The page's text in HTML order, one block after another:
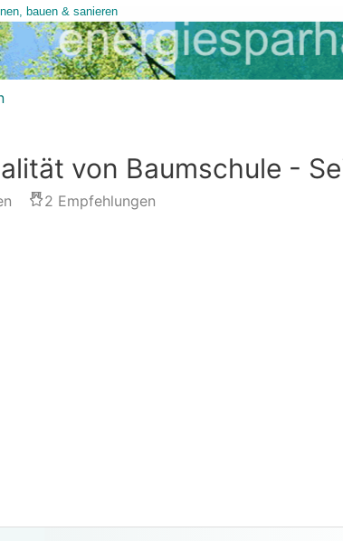
von Baumschule -
2 Empfehlungen